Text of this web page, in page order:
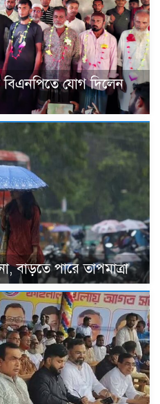
বিএনপিতে যোগ দিলেন
বাড়তে পারে তাপমাত্রা